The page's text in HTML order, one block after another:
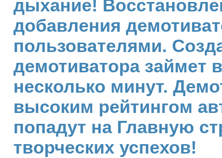
дыхание!
добавления
пользователями.
демотиватора займет
несколько минут.
высоким рейтингом
попадут на Главную
творческих успехов!